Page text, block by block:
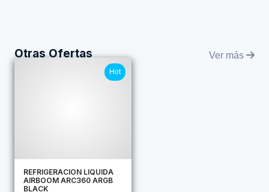
Otras Ofertas Ver más
Hot
REFRIGERACION LIQUIDA
AIRBOOM ARC360 ARGB
BLACK